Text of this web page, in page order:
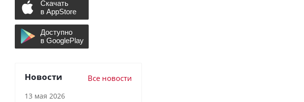
Новости Все новости
13 мая 2026